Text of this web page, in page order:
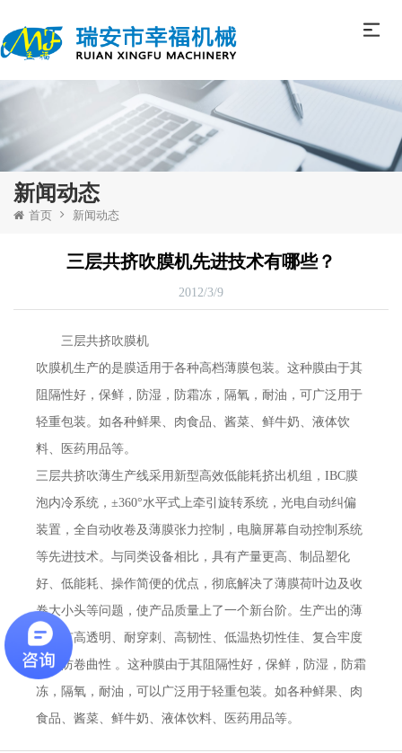
新闻动态
首页 新闻动态
三层共挤吹膜机先进技术有哪些？
2012/3/9
三层共挤吹膜机
吹膜机生产的是膜适用于各种高档薄膜包装。这种膜由于其
阻隔性好，保鲜，防湿，防霜冻，隔氧，耐油，可广泛用于
轻重包装。如各种鲜果、肉食品、酱菜、鲜牛奶、液体饮
料、医药用品等。
三层共挤吹薄生产线采用新型高效低能耗挤出机组，IBC膜
泡内冷系统，±360°水平式上牵引旋转系统，光电自动纠偏
装置，全自动收卷及薄膜张力控制，电脑屏幕自动控制系统
等先进技术。与同类设备相比，具有产量更高、制品塑化
好、低能耗、操作简便的优点，彻底解决了薄膜荷叶边及收
卷大小头等问题，使产品质量上了一个新台阶。生产出的薄
膜具有高透明、耐穿刺、高韧性、低温热切性佳、复合牢度
佳、防卷曲性 。这种膜由于其阻隔性好，保鲜，防湿，防霜
冻，隔氧，耐油，可以广泛用于轻重包装。如各种鲜果、肉
食品、酱菜、鲜牛奶、液体饮料、医药用品等。